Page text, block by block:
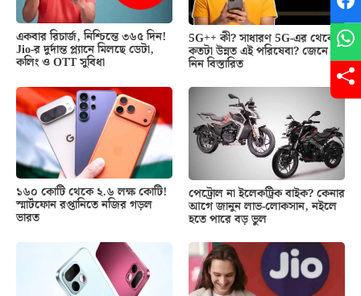
একবার রিচার্জ, নিশ্চিন্তে ৩৬৫ দিন!
Jio-র দুর্দান্ত প্ল্যানে মিলছে ডেটা,
কলিং ও OTT সুবিধা
5G++ কী? সাধারণ 5G-এর থেকে
কতটা উন্নত এই পরিষেবা? জেনে
নিন বিস্তারিত
১৬০ কোটি থেকে ২.৬ লক্ষ কোটি!
স্মার্টফোন রপ্তানিতে নজির গড়ল
ভারত
পেট্রোল না ইলেকট্রিক বাইক? কেনার
আগে জানুন লাভ-লোকসান, নইলে
হতে পারে বড় ভুল